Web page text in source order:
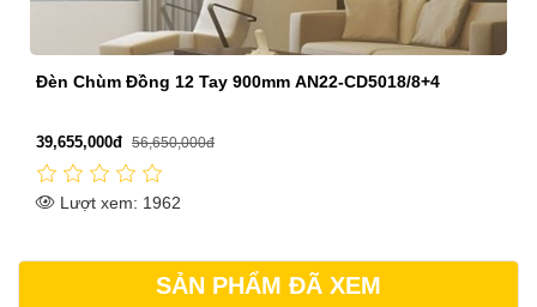
Đèn Chùm Đồng Chao Đá Ø950mm AN22-CD5015/8
25,795,000đ 36,850,000đ
Lượt xem: 876
SẢN PHẨM ĐÃ XEM